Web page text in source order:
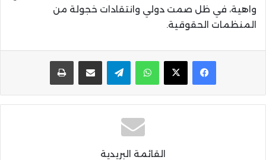
واهية، في ظل صمت دولي وانتقادات خجولة من
المنظمات الحقوقية.
واتساب تيلقرام مشاركة عبر البريد
القائمة البريدية